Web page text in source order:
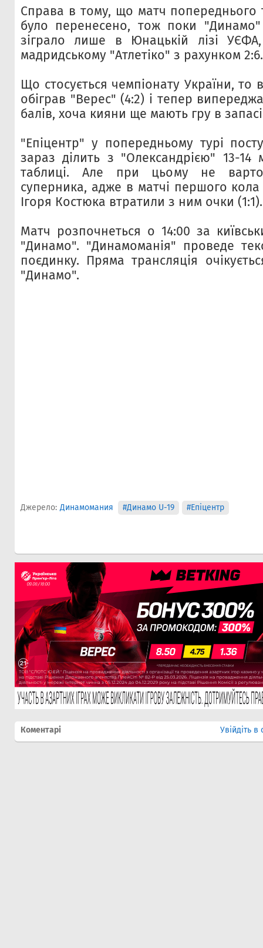
Справа в тому, що матч попереднього
було перенесено, тож поки
зіграло лише в Юнацькій лізі
мадридському "Атлетіко" з рахунком 2:6.
Що стосується чемпіонату України,
обіграв "Верес" (4:2) і тепер
балів, хоча кияни ще мають гру в
"Епіцентр" у попередньому турі
зараз ділить з "Олександрією" 13-14
таблиці. Але при цьому не варто
суперника, адже в матчі першого кола
Ігоря Костюка втратили з ним очки (1:1).
Матч розпочнеться о 14:00 за
"Динамо". "Динамоманія" проведе
поєдинку. Пряма трансляція
"Динамо".
Джерело: Динамомания #Динамо U-19 #Епіцентр
Коментарі Увійдіть в